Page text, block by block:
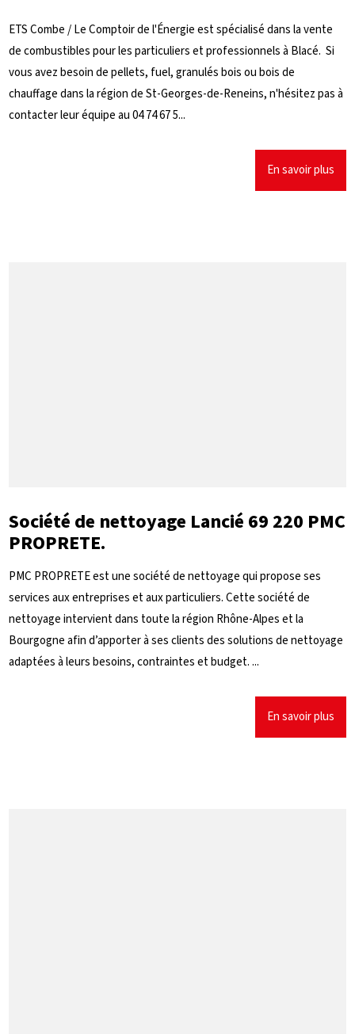
ETS Combe / Le Comptoir de l'Énergie est spécialisé dans la vente
de combustibles pour les particuliers et professionnels à Blacé. Si
vous avez besoin de pellets, fuel, granulés bois ou bois de
chauffage dans la région de St-Georges-de-Reneins, n'hésitez pas à
contacter leur équipe au 04 74 67 5...
En savoir plus
Société de nettoyage Lancié 69 220 PMC
PROPRETE.
PMC PROPRETE est une société de nettoyage qui propose ses
services aux entreprises et aux particuliers. Cette société de
nettoyage intervient dans toute la région Rhône-Alpes et la
Bourgogne afin d’apporter à ses clients des solutions de nettoyage
adaptées à leurs besoins, contraintes et budget. ...
En savoir plus